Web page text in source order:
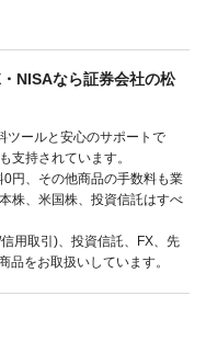
NISAなら証券会社の松
ツールと安心のサポートで
支持されています。
円、その他商品の手数料も業
株、米国株、投資信託はすべ
用取引)、投資信託、FX、先
をお取扱いしています。